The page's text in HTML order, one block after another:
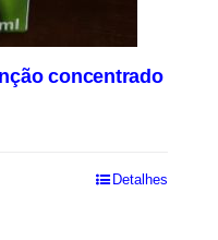
concentrado
Detalhes